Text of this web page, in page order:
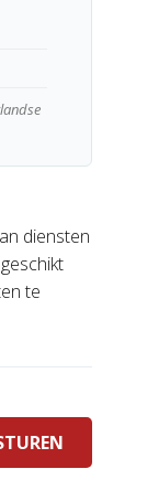
diensten
te